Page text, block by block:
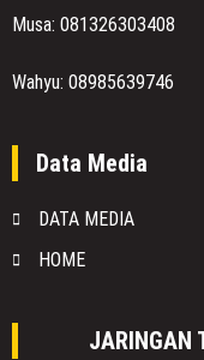
Musa: 081326303408
Wahyu: 08985639746
Data Media
DATA MEDIA
HOME
JARINGAN